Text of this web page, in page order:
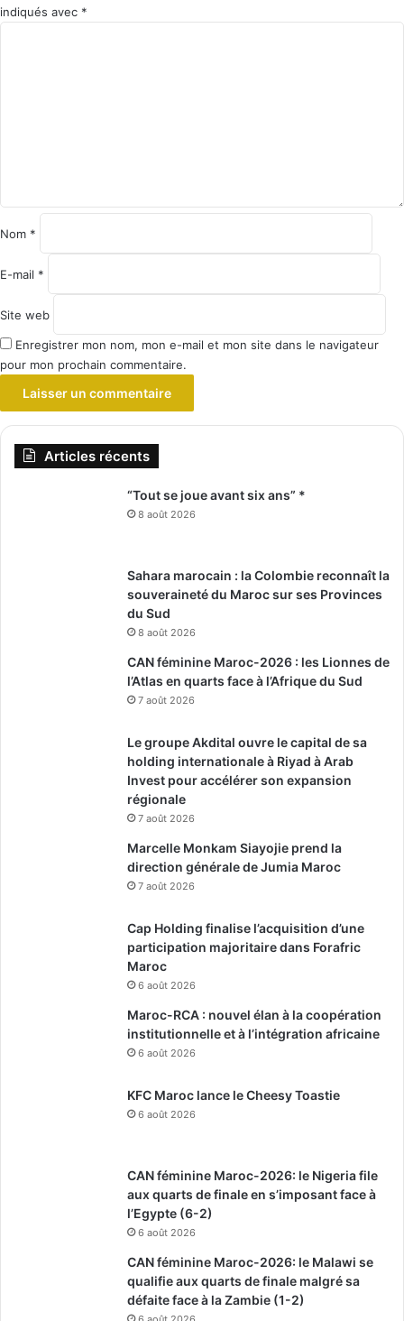
indiqués avec *
r
e
Nom *
E-mail *
Site web
Enregistrer mon nom, mon e-mail et mon site dans le navigateur
pour mon prochain commentaire.
Articles récents
“Tout se joue avant six ans” *
8 août 2026
Sahara marocain : la Colombie reconnaît la
souveraineté du Maroc sur ses Provinces
du Sud
8 août 2026
CAN féminine Maroc-2026 : les Lionnes de
l’Atlas en quarts face à l’Afrique du Sud
7 août 2026
Le groupe Akdital ouvre le capital de sa
holding internationale à Riyad à Arab
Invest pour accélérer son expansion
régionale
7 août 2026
Marcelle Monkam Siayojie prend la
direction générale de Jumia Maroc
7 août 2026
Cap Holding finalise l’acquisition d’une
participation majoritaire dans Forafric
Maroc
6 août 2026
Maroc-RCA : nouvel élan à la coopération
institutionnelle et à l’intégration africaine
6 août 2026
KFC Maroc lance le Cheesy Toastie
6 août 2026
CAN féminine Maroc-2026: le Nigeria file
aux quarts de finale en s’imposant face à
l’Egypte (6-2)
6 août 2026
CAN féminine Maroc-2026: le Malawi se
qualifie aux quarts de finale malgré sa
défaite face à la Zambie (1-2)